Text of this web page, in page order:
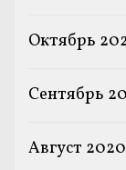
Октябрь
Сентябрь
Август 2020